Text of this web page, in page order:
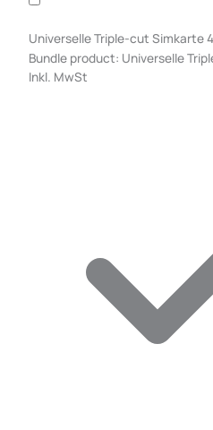
Universelle Triple-cut Simkarte4
Bundle product: Universelle
Inkl. MwSt